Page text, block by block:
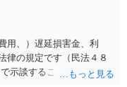
用、）遅延損害金、利
律の規定です（民法４８
示談することは、弁護士